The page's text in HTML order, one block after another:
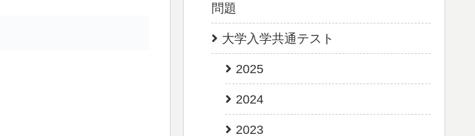
問題
大学入学共通テスト
2025
2024
2023